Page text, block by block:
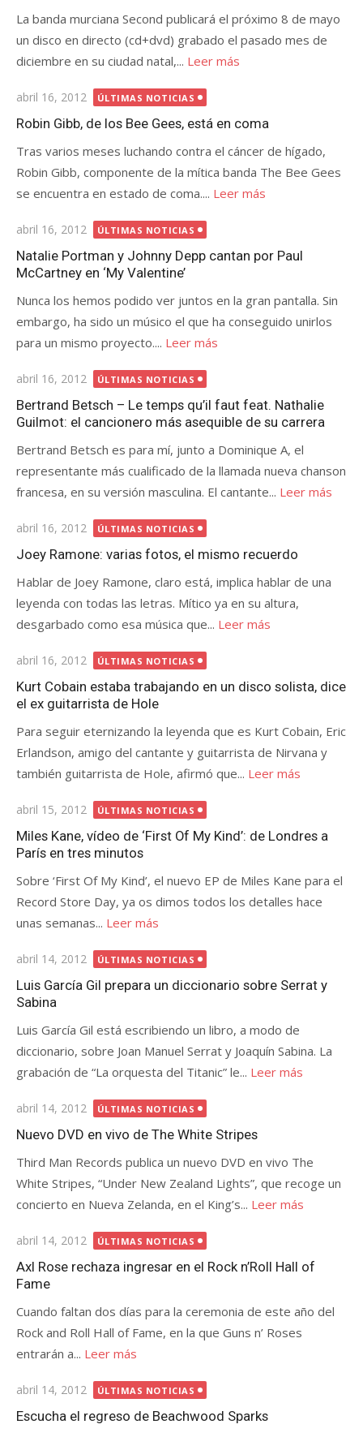
La banda murciana Second publicará el próximo 8 de mayo
un disco en directo (cd+dvd) grabado el pasado mes de
diciembre en su ciudad natal,... Leer más
Publicada
el
abril 16, 2012 ÚLTIMAS NOTICIAS
Robin Gibb, de los Bee Gees, está en coma
Tras varios meses luchando contra el cáncer de hígado,
Robin Gibb, componente de la mítica banda The Bee Gees
se encuentra en estado de coma.... Leer más
Publicada
el
abril 16, 2012 ÚLTIMAS NOTICIAS
Natalie Portman y Johnny Depp cantan por Paul
McCartney en ‘My Valentine’
Nunca los hemos podido ver juntos en la gran pantalla. Sin
embargo, ha sido un músico el que ha conseguido unirlos
para un mismo proyecto.... Leer más
Publicada
el
abril 16, 2012 ÚLTIMAS NOTICIAS
Bertrand Betsch – Le temps qu’il faut feat. Nathalie
Guilmot: el cancionero más asequible de su carrera
Bertrand Betsch es para mí, junto a Dominique A, el
representante más cualificado de la llamada nueva chanson
francesa, en su versión masculina. El cantante... Leer más
Publicada
el
abril 16, 2012 ÚLTIMAS NOTICIAS
Joey Ramone: varias fotos, el mismo recuerdo
Hablar de Joey Ramone, claro está, implica hablar de una
leyenda con todas las letras. Mítico ya en su altura,
desgarbado como esa música que... Leer más
Publicada
el
abril 16, 2012 ÚLTIMAS NOTICIAS
Kurt Cobain estaba trabajando en un disco solista, dice
el ex guitarrista de Hole
Para seguir eternizando la leyenda que es Kurt Cobain, Eric
Erlandson, amigo del cantante y guitarrista de Nirvana y
también guitarrista de Hole, afirmó que... Leer más
Publicada
el
abril 15, 2012 ÚLTIMAS NOTICIAS
Miles Kane, vídeo de ‘First Of My Kind’: de Londres a
París en tres minutos
Sobre ‘First Of My Kind’, el nuevo EP de Miles Kane para el
Record Store Day, ya os dimos todos los detalles hace
unas semanas... Leer más
Publicada
el
abril 14, 2012 ÚLTIMAS NOTICIAS
Luis García Gil prepara un diccionario sobre Serrat y
Sabina
Luis García Gil está escribiendo un libro, a modo de
diccionario, sobre Joan Manuel Serrat y Joaquín Sabina. La
grabación de “La orquesta del Titanic” le... Leer más
Publicada
el
abril 14, 2012 ÚLTIMAS NOTICIAS
Nuevo DVD en vivo de The White Stripes
Third Man Records publica un nuevo DVD en vivo The
White Stripes, “Under New Zealand Lights”, que recoge un
concierto en Nueva Zelanda, en el King’s... Leer más
Publicada
el
abril 14, 2012 ÚLTIMAS NOTICIAS
Axl Rose rechaza ingresar en el Rock n’Roll Hall of
Fame
Cuando faltan dos días para la ceremonia de este año del
Rock and Roll Hall of Fame, en la que Guns n’ Roses
entrarán a... Leer más
Publicada
el
abril 14, 2012 ÚLTIMAS NOTICIAS
Escucha el regreso de Beachwood Sparks